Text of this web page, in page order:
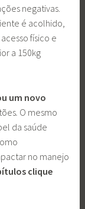
negativas.
é acolhido,
físico e
a 150kg
um novo
. O mesmo
da saúde
no manejo
clique